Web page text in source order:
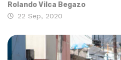
Rolando Vilca Begazo
22 Sep, 2020